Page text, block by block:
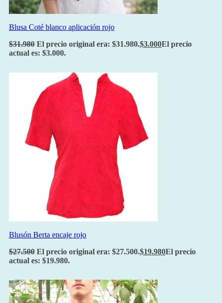
Blusa Coté blanco aplicación rojo
$31.980 El precio original era: $31.980.$3.000El precio
actual es: $3.000.
Blusón Berta encaje rojo
$27.500 El precio original era: $27.500.$19.980El precio
actual es: $19.980.